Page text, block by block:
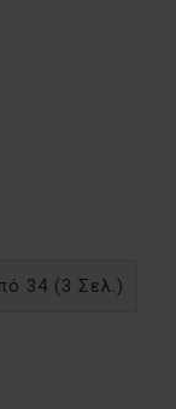
34 (3 Σελ.)